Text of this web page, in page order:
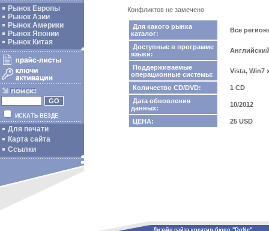
Рынок Европы
Рынок Азии
Рынок Америки
Рынок Японии
Рынок Китая
ИСКАТЬ ВЕЗДЕ
Для печати
Карта сайта
Ссылки
Конфликтов не замечено
Для какого рынка
каталог:
Все
Доступные в программе
языки:
Поддерживаемые
операционные системы:
Vista, Win7
Количество CD/DVD:
1 CD
Дата обновления
данных:
10/2012
ЦЕНА: 25 USD
Дизайн сайта креатив-бюро "DoNe"